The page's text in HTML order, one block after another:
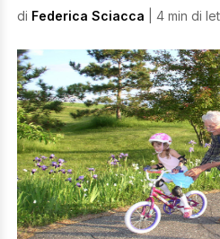
di Federica Sciacca | 4 min di